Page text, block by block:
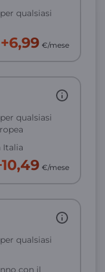
qualsiasi
+6,99 €/mese
qualsiasi
Italia
€/mese
qualsiasi
con il